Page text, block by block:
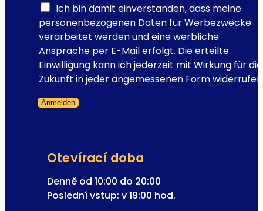
o
p
e
r
e
t
Ich bin damit einverstanden, dass meine
personenbezogenen Daten für Werbezwecke
verarbeitet werden und eine werbliche
Ansprache per E-Mail erfolgt. Die erteilte
Einwilligung kann ich jederzeit mit Wirkung für die
Zukunft in jeder angemessenen Form
Anmelden
Otevírací doba
Denně od 10:00 do 20:00
Poslední vstup: v 19:00 hod.